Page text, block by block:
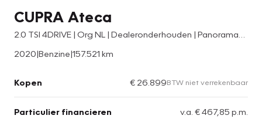
CUPRA Ateca
2020|Benzine|157.521 km
Kopen € 26.899BTW niet verrekenbaar
Particulier financieren v.a. € 467,85 p.m.